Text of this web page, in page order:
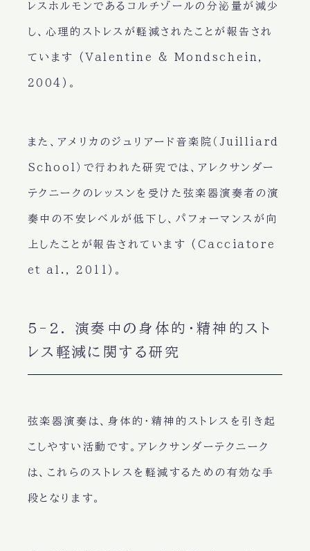
レスホルモンであるコルチゾールの分泌量が減少
し、心理的ストレスが軽減されたことが報告され
ています (Valentine & Mondschein,
2004)。
また、アメリカのジュリアード音楽院（Juilliard
School）で行われた研究では、アレクサンダー
テクニークのレッスンを受けた弦楽器演奏者の演
奏中の不安レベルが低下し、パフォーマンスが向
上したことが報告されています (Cacciatore
et al., 2011)。
5-2. 演奏中の身体的・精神的スト
レス軽減に関する研究
弦楽器演奏は、身体的・精神的ストレスを引き起
こしやすい活動です。アレクサンダーテクニーク
は、これらのストレスを軽減するための有効な手
段となります。